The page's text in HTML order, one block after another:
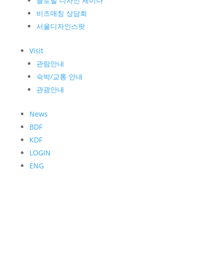
비즈매칭 상담회
서울디자인스팟
Visit
관람안내
숙박/교통 안내
관광안내
News
BDF
KDF
LOGIN
ENG